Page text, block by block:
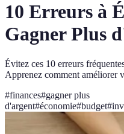
10 Erreurs à
Gagner Plus
Évitez ces 10 erreurs
Apprenez comment améliorer
#finances#gagner plus
d'argent#économie#budget#